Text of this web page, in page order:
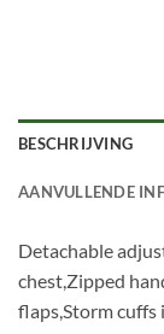
BESCHRIJVING
AANVULLENDE
Detachable
chest,Zipped
flaps,Storm cuffs